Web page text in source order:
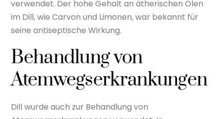
verwendet. Der hohe Gehalt an ätherischen Ölen
im Dill, wie Carvon und Limonen, war bekannt für
seine antiseptische Wirkung.
Behandlung von
Atemwegserkrankungen
Dill wurde auch zur Behandlung von